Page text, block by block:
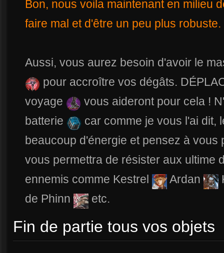
Bon, nous voila maintenant en milieu
faire mal et d'être un peu plus robuste.
Aussi, vous aurez besoin d'avoir le
pour accroître vos dégâts.
voyage
vous aideront pour cela !
batterie
car comme je vous l'ai dit,
beaucoup d'énergie et pensez à
vous permettra de résister aux ultime
ennemis comme Kestrel
Ardan
de Phinn
etc.
Fin de partie tous vos objets